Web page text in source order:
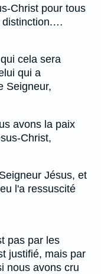
Christ pour tous
distinction.…
cela sera
qui a
Seigneur,
avons la paix
Christ,
Jésus, et
l'a ressuscité
pas par les
justifié, mais par
nous avons cru